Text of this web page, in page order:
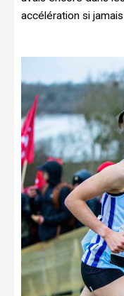
accélération si